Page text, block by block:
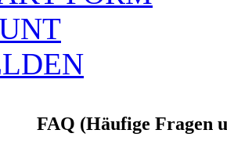
FAQ (Häufige Fragen